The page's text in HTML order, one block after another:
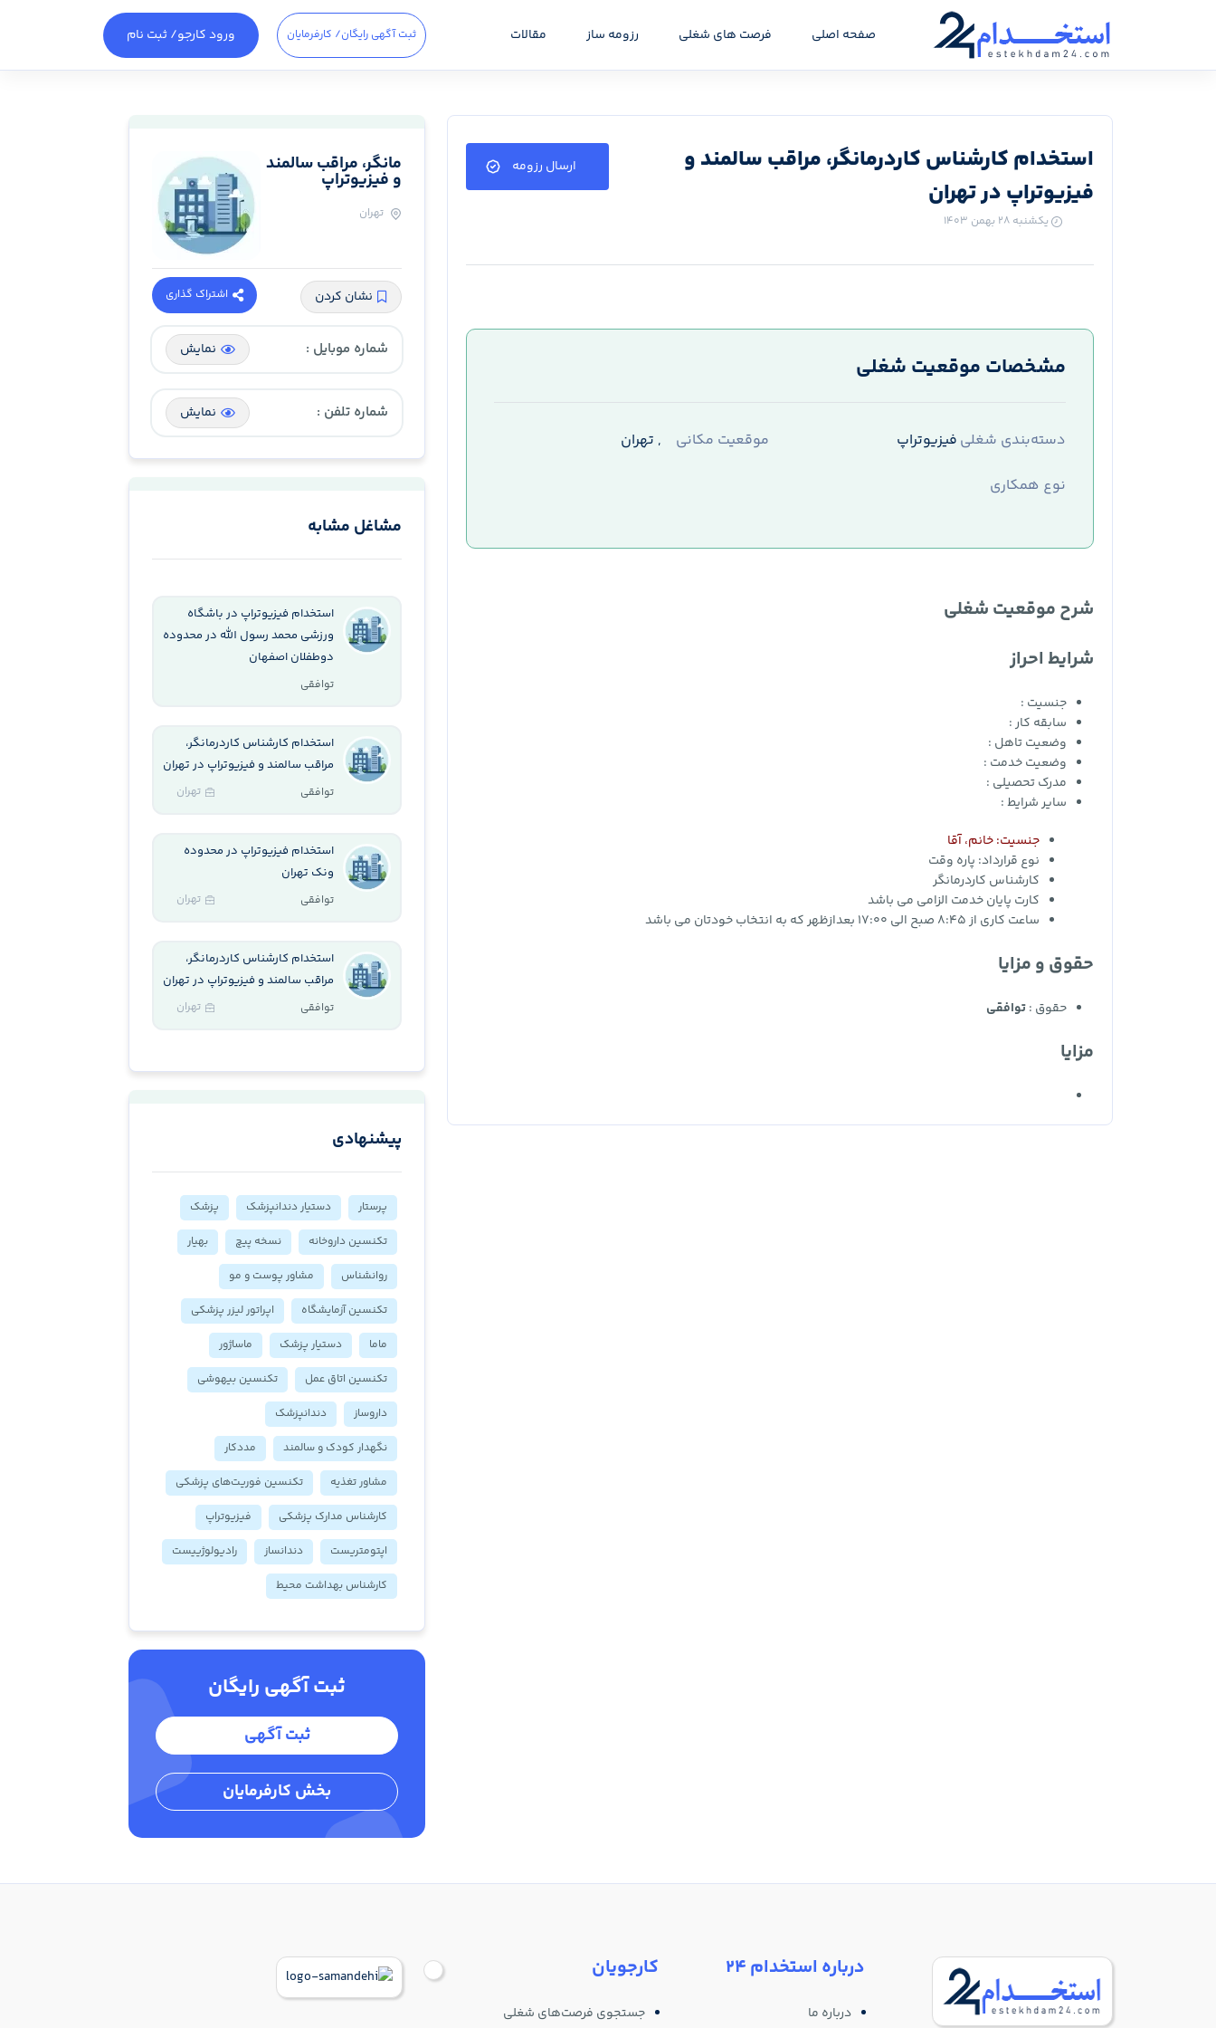
صفحه اصلی فرصت های شغلی رزومه ساز مقالات ثبت آگهی رایگان/ کارفرمایان ورود کارجو/ ثبت نام
استخدام کارشناس کاردرمانگر، مراقب سالمند و
فیزیوتراپ در تهران
یکشنبه ۲۸ بهمن ۱۴۰۳
ارسال رزومه
مشخصات موقعیت شغلی
دسته‌بندی شغلی فیزیوتراپ موقعیت مکانی
, تهران
نوع همکاری
شرح موقعیت شغلی
شرایط احراز
جنسیت :
سابقه کار :
وضعیت تاهل :
وضعیت خدمت :
مدرک تحصیلی :
سایر شرایط :
جنسیت: خانم، آقا
نوع قرارداد: پاره وقت
کارشناس کاردرمانگر
کارت پایان خدمت الزامی می باشد
ساعت کاری از 8:45 صبح الی 17:00 بعدازظهر که به انتخاب خودتان می باشد
حقوق و مزایا
حقوق :توافقی
مزایا
مانگر، مراقب سالمند
و فیزیوتراپ
تهران
نشان کردن اشتراک گذاری
شماره موبایل : نمایش
شماره تلفن : نمایش
مشاغل مشابه
استخدام فیزیوتراپ در باشگاه
ورزشی محمد رسول الله در محدوده
دوطفلان اصفهان
توافقی
استخدام کارشناس کاردرمانگر،
مراقب سالمند و فیزیوتراپ در تهران
توافقی تهران
استخدام فیزیوتراپ در محدوده
ونک تهران
توافقی تهران
استخدام کارشناس کاردرمانگر،
مراقب سالمند و فیزیوتراپ در تهران
توافقی تهران
پیشنهادی
پرستار دستیار دندانپزشک
پزشک
تکنسین داروخانه
نسخه پیچ
بهیار
روانشناس
مشاور پوست و مو
تکنسین آزمایشگاه
اپراتور لیزر پزشکی
ماما
دستیار پزشک
ماساژور
تکنسین اتاق عمل
تکنسین بیهوشی
داروساز
دندانپزشک
نگهدار کودک و سالمند
مددکار
مشاور تغذیه
تکنسین فوریت‌های پزشکی
کارشناس مدارک پزشکی
فیزیوتراپ
اپتومتریست
دندانساز
رادیولوژییست
کارشناس بهداشت محیط
ثبت آگهی رایگان
ثبت آگهی
بخش کارفرمایان
درباره استخدام 24
درباره ما
کارجویان
جستجوی فرصت‌های شغلی